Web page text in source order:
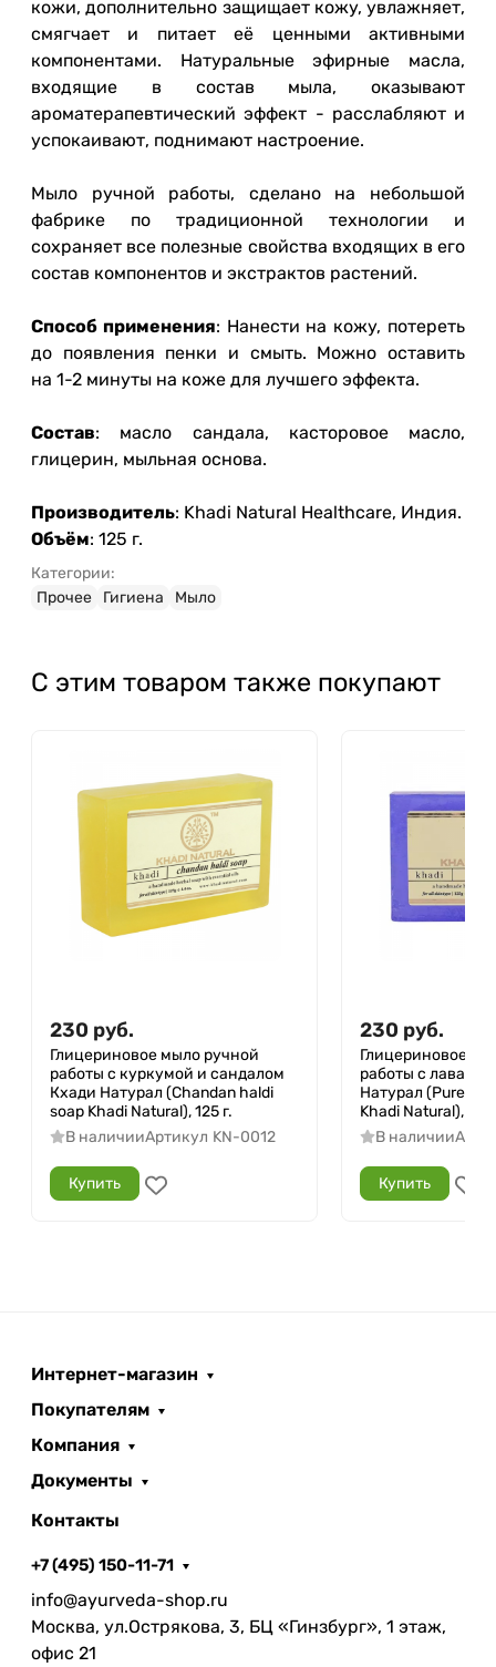
кожи, дополнительно защищает кожу, увлажняет,
смягчает и питает её ценными активными
компонентами. Натуральные эфирные масла,
входящие в состав мыла, оказывают
ароматерапевтический эффект - расслабляют и
успокаивают, поднимают настроение.
Мыло ручной работы, сделано на небольшой
фабрике по традиционной технологии и
сохраняет все полезные свойства входящих в его
состав компонентов и экстрактов растений.
Способ применения: Нанести на кожу, потереть
до появления пенки и смыть. Можно оставить
на 1-2 минуты на коже для лучшего эффекта.
Состав: масло сандала, касторовое масло,
глицерин, мыльная основа.
Производитель: Khadi Natural Healthcare, Индия.
Объём: 125 г.
Категории:
Прочее
Гигиена Мыло
С этим товаром также покупают
230 руб.
Глицериновое мыло ручной
работы с куркумой и сандалом
Кхади Натурал (Chandan haldi
soap Khadi Natural), 125 г.
В наличииАртикул KN-0012
Купить
230 руб.
Глицериновое
работы с
Натурал (Pure
Khadi Natural), 125
В наличии
Купить
Интернет-магазин
Покупателям
Компания
Документы
Контакты
+7 (495) 150-11-71
info@ayurveda-shop.ru
Москва, ул.Острякова, 3, БЦ «Гинзбург», 1 этаж,
офис 21